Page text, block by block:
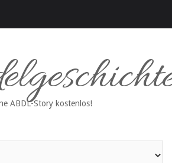
ABDL-Story kostenlos!